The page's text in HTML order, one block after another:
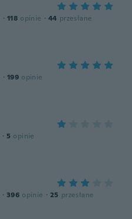
· 118 opinie · 44 przesłane
· 199 opinie
· 5 opinie
· 396 opinie · 25 przesłane